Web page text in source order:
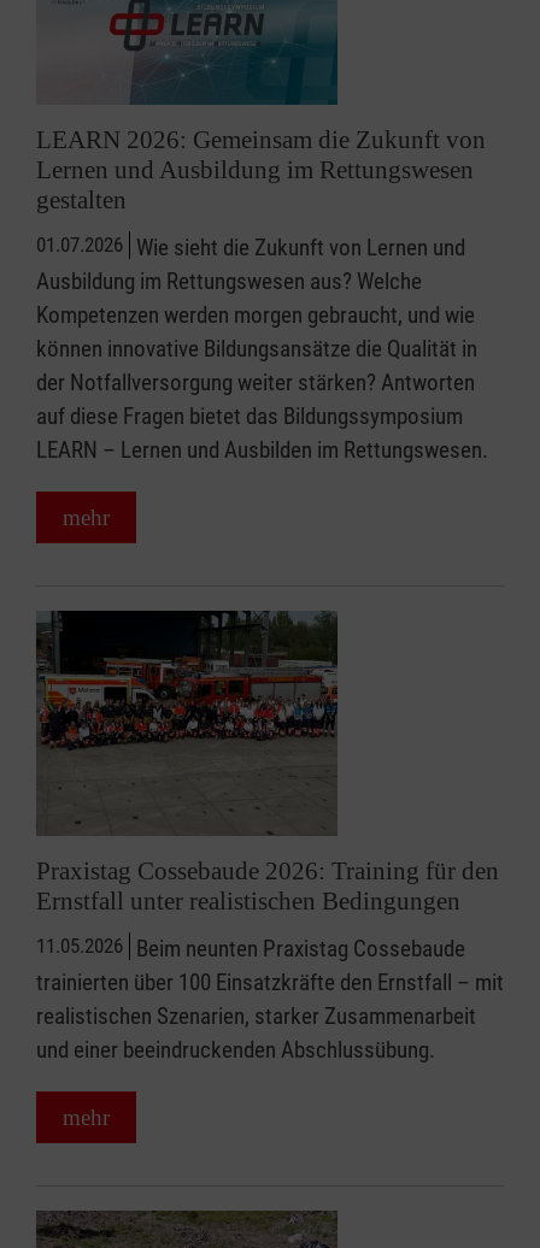
LEARN 2026: Gemeinsam die Zukunft von
Lernen und Ausbildung im Rettungswesen
gestalten
01.07.2026 Wie sieht die Zukunft von Lernen und
Ausbildung im Rettungswesen aus? Welche
Kompetenzen werden morgen gebraucht, und wie
können innovative Bildungsansätze die Qualität in
der Notfallversorgung weiter stärken? Antworten
auf diese Fragen bietet das Bildungssymposium
LEARN – Lernen und Ausbilden im Rettungswesen.
mehr
Praxistag Cossebaude 2026: Training für den
Ernstfall unter realistischen Bedingungen
11.05.2026 Beim neunten Praxistag Cossebaude
trainierten über 100 Einsatzkräfte den Ernstfall – mit
realistischen Szenarien, starker Zusammenarbeit
und einer beeindruckenden Abschlussübung.
mehr